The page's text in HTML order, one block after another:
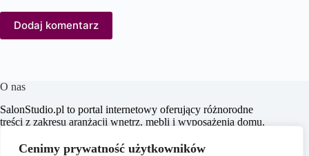
Cenimy prywatność użytkowników
Dodaj komentarz
O nas
SalonStudio.pl to portal internetowy oferujący różnorodne
treści z zakresu aranżacji wnętrz, mebli i wyposażenia domu,
celem jest dostarczanie aktualnych informacji, praktycznych